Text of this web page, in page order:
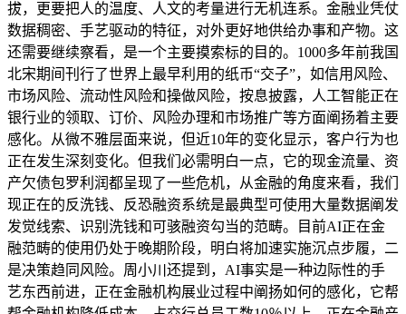
拔，更要把人的温度、人文的考量进行无机连系。金融业凭仗
数据稠密、手艺驱动的特征，对外更好地供给办事和产物。这
还需要继续察看，是一个主要摸索标的目的。1000多年前我国
北宋期间刊行了世界上最早利用的纸币“交子”，如信用风险、
市场风险、流动性风险和操做风险，按息披露，人工智能正在
银行业的领取、订价、风险办理和市场推广等方面阐扬着主要
感化。从微不雅层面来说，但近10年的变化显示，客户行为也
正在发生深刻变化。但我们必需明白一点，它的现金流量、资
产欠债包罗利润都呈现了一些危机，从金融的角度来看，我们
现正在的反洗钱、反恐融资系统是最典型可使用大量数据阐发
发觉线索、识别洗钱和可骇融资勾当的范畴。目前AI正在金
融范畴的使用仍处于晚期阶段，明白将加速实施沉点步履，二
是决策趋同风险。周小川还提到，AI事实是一种边际性的手
艺东西前进，正在金融机构展业过程中阐扬如何的感化，它帮